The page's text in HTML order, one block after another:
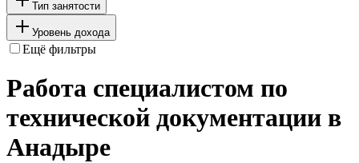
Тип занятости
Уровень дохода
Ещё фильтры
Работа специалистом по
технической документации в
Анадыре